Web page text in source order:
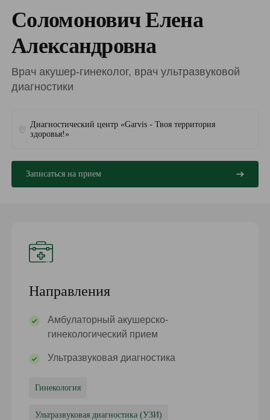
Соломонович Елена
Александровна
Врач акушер-гинеколог, врач ультразвуковой
диагностики
Диагностический центр «Garvis - Твоя территория
здоровья!»
Записаться на прием
Направления
Амбулаторный акушерско-
гинекологический прием
Ультразвуковая диагностика
Гинекология
Ультразвуковая диагностика (УЗИ)